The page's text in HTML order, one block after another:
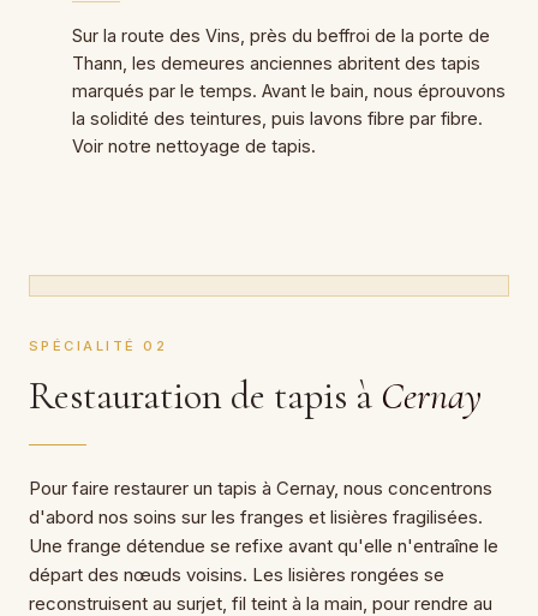
Sur la route des Vins, près du beffroi de la porte de
Thann, les demeures anciennes abritent des tapis
marqués par le temps. Avant le bain, nous éprouvons
la solidité des teintures, puis lavons fibre par fibre.
Voir notre nettoyage de tapis.
SPÉCIALITÉ 02
Restauration de tapis à Cernay
Pour faire restaurer un tapis à Cernay, nous concentrons
d'abord nos soins sur les franges et lisières fragilisées.
Une frange détendue se refixe avant qu'elle n'entraîne le
départ des nœuds voisins. Les lisières rongées se
reconstruisent au surjet, fil teint à la main, pour rendre au